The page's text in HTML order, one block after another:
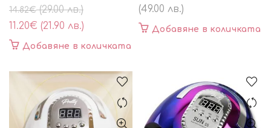
14.82€ (29.00 лв.)
Original
price
was:
14.82€
(29.00
11.20€ (21.90 лв.)
Текущата
цена
е:
11.20€
(21.90
Добавяне в количката
(49.00 лв.)
Добавяне в количката